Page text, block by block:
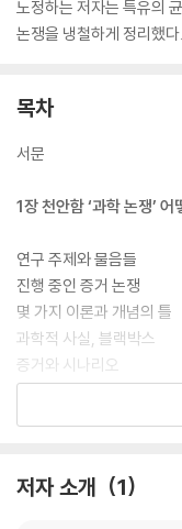
노정하는 저자는 특유의
논쟁을 냉철하게 정리했다.
목차
서문
1장 천안함 ‘과학 논쟁’
연구 주제와 물음들
진행 중인 증거 논쟁
몇 가지 이론과 개념의 틀
과학적 사실, 블랙박스
증거와 시나리오
과학, 정치, 이데올로기
2장. 천안함 논쟁의 전개.
저자 소개 1